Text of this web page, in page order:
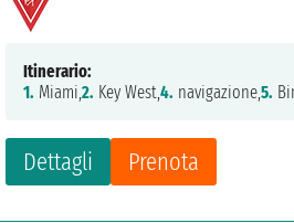
Dettagli Prenota
Itinerario:
1. Miami,2. Key West,4. navigazione,5.